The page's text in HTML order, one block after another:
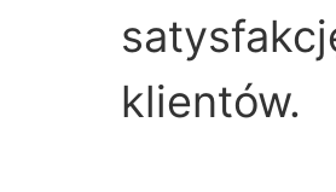
klientów.